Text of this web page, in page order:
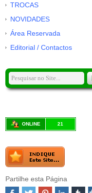
TROCAS
NOVIDADES
Área Reservada
Editorial / Contactos
ONLINE 21
Partilhe esta Página